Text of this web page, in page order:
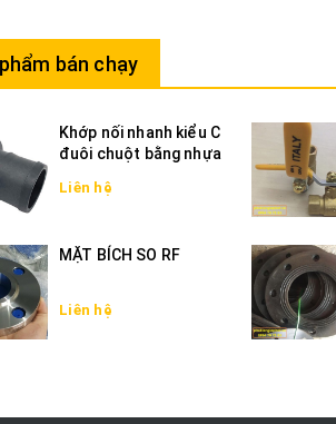
bán chạy
Khớp nối nhanh kiểu C
đuôi chuột bằng nhựa
Liên hệ
MẶT BÍCH SO RF
Liên hệ